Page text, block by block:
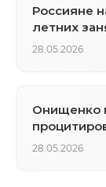
Россияне
летних
28.05.2026
Онищенко
28.05.2026